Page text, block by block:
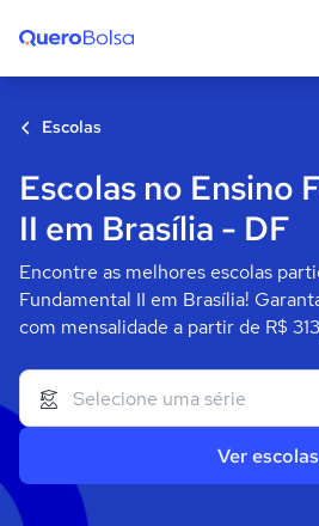
Escolas
Escolas no Ensino
II em Brasília - DF
Encontre as melhores escolas
Fundamental II em Brasília!
com mensalidade a partir de R$
Ver escolas